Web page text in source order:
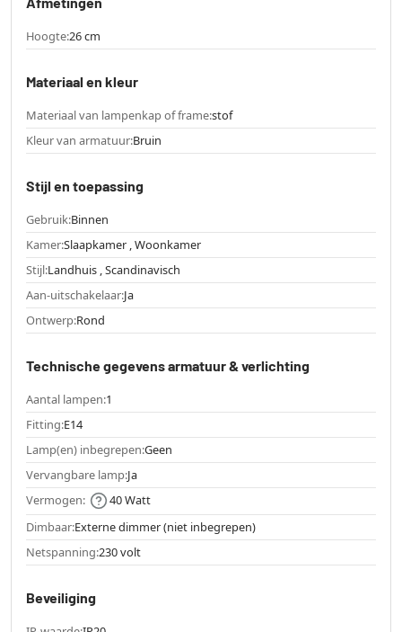
Hoogte:26 cm
Materiaal en kleur
Materiaal van lampenkap of frame:stof
Kleur van armatuur:Bruin
Stijl en toepassing
Gebruik:Binnen
Kamer:Slaapkamer , Woonkamer
Stijl:Landhuis , Scandinavisch
Aan-uitschakelaar:Ja
Ontwerp:Rond
Technische gegevens armatuur & verlichting
Aantal lampen:1
Fitting:E14
Lamp(en) inbegrepen:Geen
Vervangbare lamp:Ja
Vermogen:
40 Watt
Dimbaar:Externe dimmer (niet inbegrepen)
Netspanning:230 volt
Beveiliging